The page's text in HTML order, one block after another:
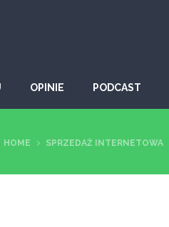
OPINIE PODCAST
HOME SPRZEDAŻ INTERNETOWA